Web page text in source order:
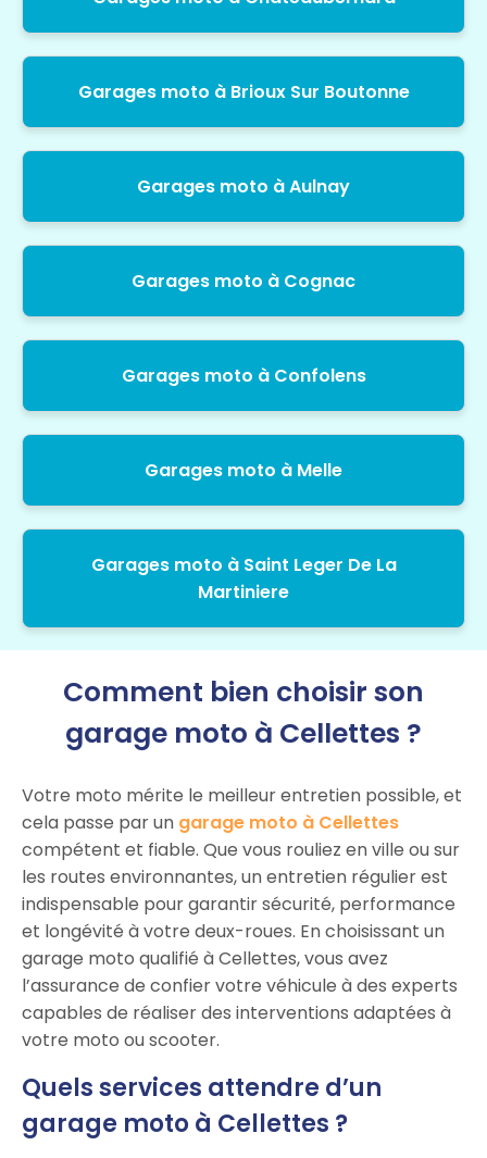
Garages moto à Brioux Sur Boutonne
Garages moto à Aulnay
Garages moto à Cognac
Garages moto à Confolens
Garages moto à Melle
Garages moto à Saint Leger De La
Martiniere
Comment bien choisir son
garage moto à Cellettes ?
Votre moto mérite le meilleur entretien possible, et
cela passe par un garage moto à Cellettes
compétent et fiable. Que vous rouliez en ville ou sur
les routes environnantes, un entretien régulier est
indispensable pour garantir sécurité, performance
et longévité à votre deux-roues. En choisissant un
garage moto qualifié à Cellettes, vous avez
l’assurance de confier votre véhicule à des experts
capables de réaliser des interventions adaptées à
votre moto ou scooter.
Quels services attendre d’un
garage moto à Cellettes ?